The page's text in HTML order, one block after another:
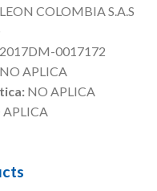
COLOMBIA S.A.S
2017DM-0017172
NO APLICA
NO APLICA
APLICA